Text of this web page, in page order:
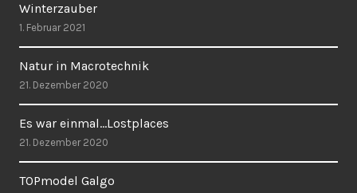
Winterzauber
1. Februar 2021
Natur in Macrotechnik
21. Dezember 2020
Es war einmal…Lostplaces
21. Dezember 2020
TOPmodel Galgo